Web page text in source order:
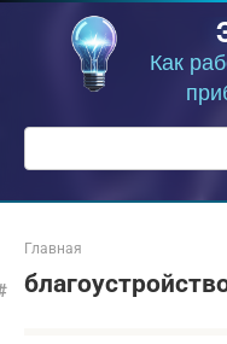
Как
Поиск:
Главная